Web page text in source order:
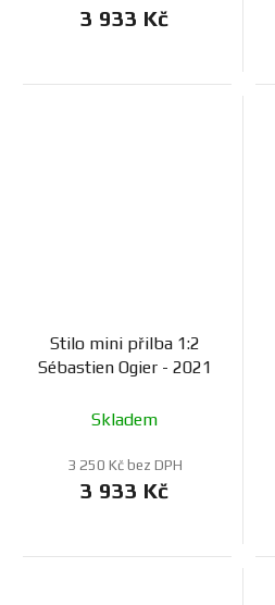
3 933 Kč
Stilo mini přilba 1:2
Sébastien Ogier - 2021
Skladem
3 250 Kč bez DPH
3 933 Kč